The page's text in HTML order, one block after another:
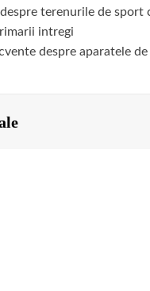
terenurile de sport
intregi
despre aparatele